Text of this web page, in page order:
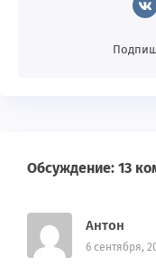
Обсуждение: 13
Антон
6 сентября,